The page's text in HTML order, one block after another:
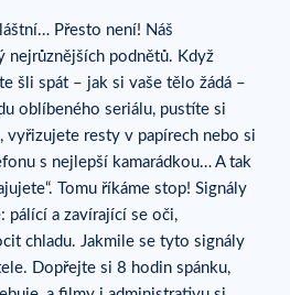
Přesto není! Náš
nejrůznějších podnětů. Když
šli spát – jak si vaše tělo žádá –
oblíbeného seriálu, pustíte si
vyřizujete resty v papírech nebo si
s nejlepší kamarádkou… A tak
Tomu říkáme stop! Signály
pálící a zavírající se oči,
chladu. Jakmile se tyto signály
Dopřejte si 8 hodin spánku,